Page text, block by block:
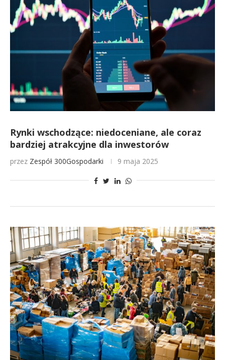
Rynki wschodzące: niedoceniane, ale coraz
bardziej atrakcyjne dla inwestorów
przez Zespół 300Gospodarki 9 maja 2025